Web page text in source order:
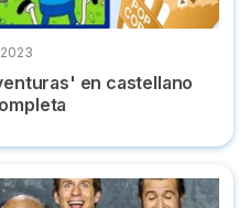
en castellano
Filadelfia' completa online